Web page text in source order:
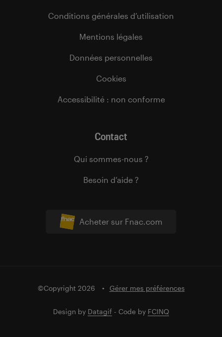
Acheter sur Fnac.com
Conditions générales d’utilisation
Mentions légales
Données personnelles
Cookies
Accessibilité : non conforme
Contact
Qui sommes-nous ?
Besoin d’aide ?
©Copyright 2026 Gérer mes préférences
Design by Datagif - Code by FCINQ